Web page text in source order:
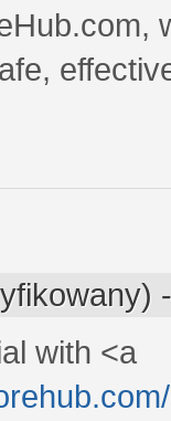
with <a